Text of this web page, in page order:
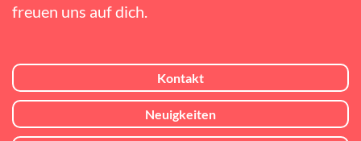
freuen uns auf dich.
Kontakt
Neuigkeiten